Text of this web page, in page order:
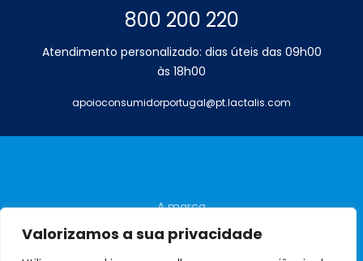
Valorizamos a sua privacidade
800 200 220
Atendimento personalizado: dias úteis das 09h00
às 18h00
apoioconsumidorportugal@pt.lactalis.com
A marca
Perguntas frequentes
Contactos